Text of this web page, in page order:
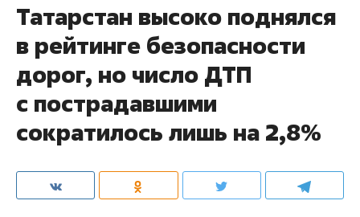
Татарстан высоко поднялся
в рейтинге безопасности
дорог, но число ДТП
с пострадавшими
сократилось лишь на 2,8%